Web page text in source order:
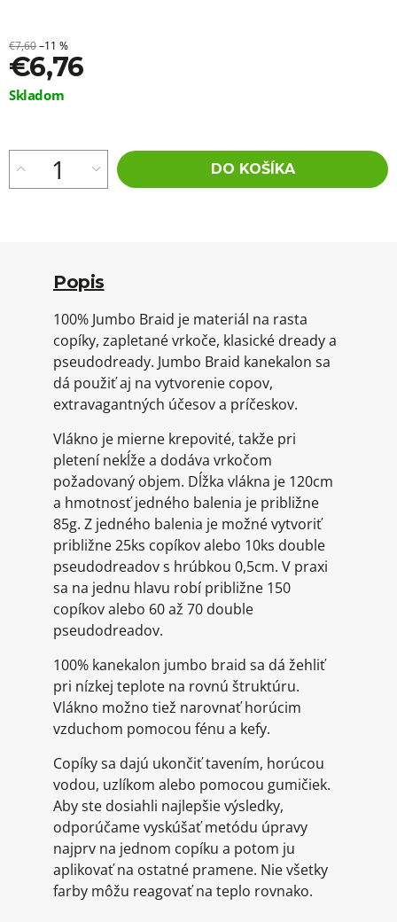
€7,60–11 %
€6,76
Jednotková
Skladom
DO KOŠÍKA
Popis
100% Jumbo Braid je materiál na rasta
copíky, zapletané vrkoče, klasické dready a
pseudodready. Jumbo Braid kanekalon sa
dá použiť aj na vytvorenie copov,
extravagantných účesov a príčeskov.
Vlákno je mierne krepovité, takže pri
pletení nekĺže a dodáva vrkočom
požadovaný objem. Dĺžka vlákna je 120cm
a hmotnosť jedného balenia je približne
85g. Z jedného balenia je možné vytvoriť
približne 25ks copíkov alebo 10ks double
pseudodreadov s hrúbkou 0,5cm. V praxi
sa na jednu hlavu robí približne 150
copíkov alebo 60 až 70 double
pseudodreadov.
100% kanekalon jumbo braid sa dá žehliť
pri nízkej teplote na rovnú štruktúru.
Vlákno možno tiež narovnať horúcim
vzduchom pomocou fénu a kefy.
Copíky sa dajú ukončiť tavením, horúcou
vodou, uzlíkom alebo pomocou gumičiek.
Aby ste dosiahli najlepšie výsledky,
odporúčame vyskúšať metódu úpravy
najprv na jednom copíku a potom ju
aplikovať na ostatné pramene. Nie všetky
farby môžu reagovať na teplo rovnako.